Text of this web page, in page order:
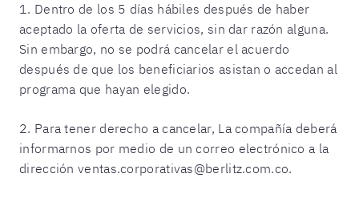
1. Dentro de los 5 días hábiles después de haber
aceptado la oferta de servicios, sin dar razón alguna.
Sin embargo, no se podrá cancelar el acuerdo
después de que los beneficiarios asistan o accedan al
programa que hayan elegido.
2. Para tener derecho a cancelar, La compañía deberá
informarnos por medio de un correo electrónico a la
dirección ventas.corporativas@berlitz.com.co.